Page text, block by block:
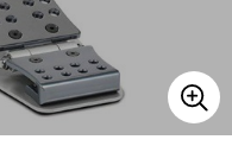
エフェクター
DTM